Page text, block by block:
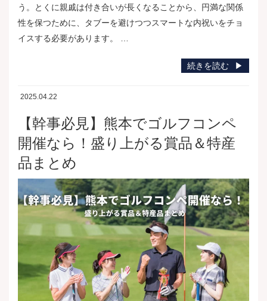
う。とくに親戚は付き合いが長くなることから、円満な関係
性を保つために、タブーを避けつつスマートな内祝いをチョ
イスする必要があります。 …
続きを読む
2025.04.22
【幹事必見】熊本でゴルフコンペ
開催なら！盛り上がる賞品＆特産
品まとめ